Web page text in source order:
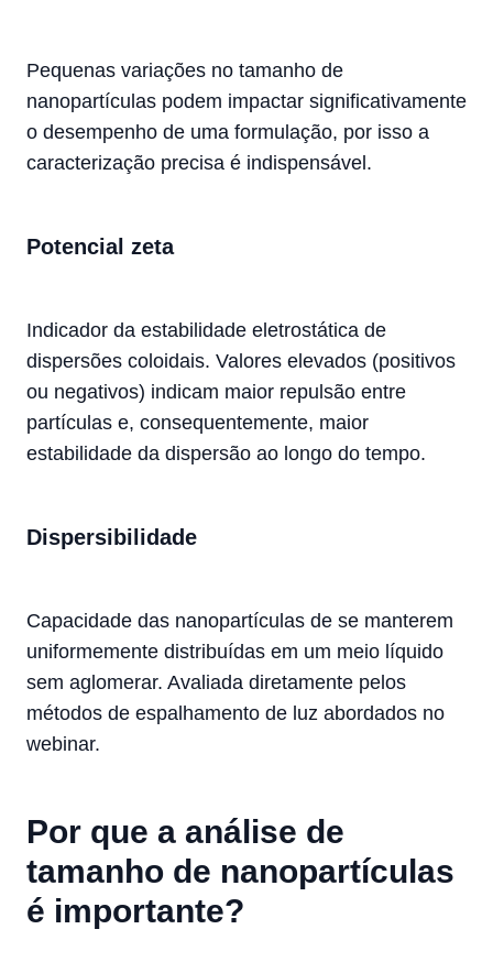
Pequenas variações no tamanho de
nanopartículas podem impactar significativamente
o desempenho de uma formulação, por isso a
caracterização precisa é indispensável.
Potencial zeta
Indicador da estabilidade eletrostática de
dispersões coloidais. Valores elevados (positivos
ou negativos) indicam maior repulsão entre
partículas e, consequentemente, maior
estabilidade da dispersão ao longo do tempo.
Dispersibilidade
Capacidade das nanopartículas de se manterem
uniformemente distribuídas em um meio líquido
sem aglomerar. Avaliada diretamente pelos
métodos de espalhamento de luz abordados no
webinar.
Por que a análise de
tamanho de nanopartículas
é importante?